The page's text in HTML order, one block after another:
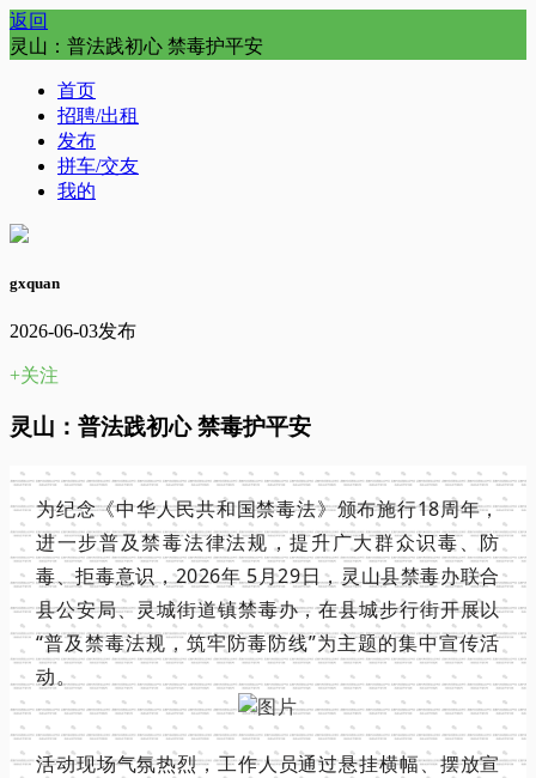
返回
灵山：普法践初心 禁毒护平安
首页
招聘/出租
发布
拼车/交友
我的
gxquan
2026-06-03发布
+关注
灵山：普法践初心 禁毒护平安
为纪念《中华人民共和国禁毒法》颁布施行18周年，
进一步普及禁毒法律法规，提升广大群众识毒、防
毒、拒毒意识，2026年 5月29日，灵山县禁毒办联合
县公安局、灵城街道镇禁毒办，在县城步行街开展以
“普及禁毒法规，筑牢防毒防线”为主题的集中宣传活
动。
活动现场气氛热烈，工作人员通过悬挂横幅、摆放宣